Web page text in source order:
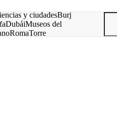
y ciudadesBurj
DubáiMuseos del
RomaTorre